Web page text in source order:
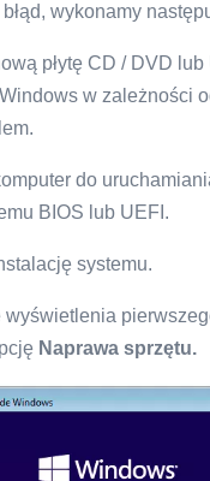
wykonamy
płytę CD / DVD lub
w zależności
do
BIOS lub UEFI.
systemu.
wyświetlenia
Naprawa sprzętu.